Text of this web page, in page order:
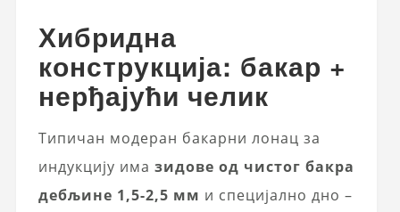
Хибридна
конструкција: бакар +
нерђајући челик
Типичан модеран бакарни лонац за
индукцију има зидове од чистог бакра
дебљине 1,5-2,5 мм и специјално дно –